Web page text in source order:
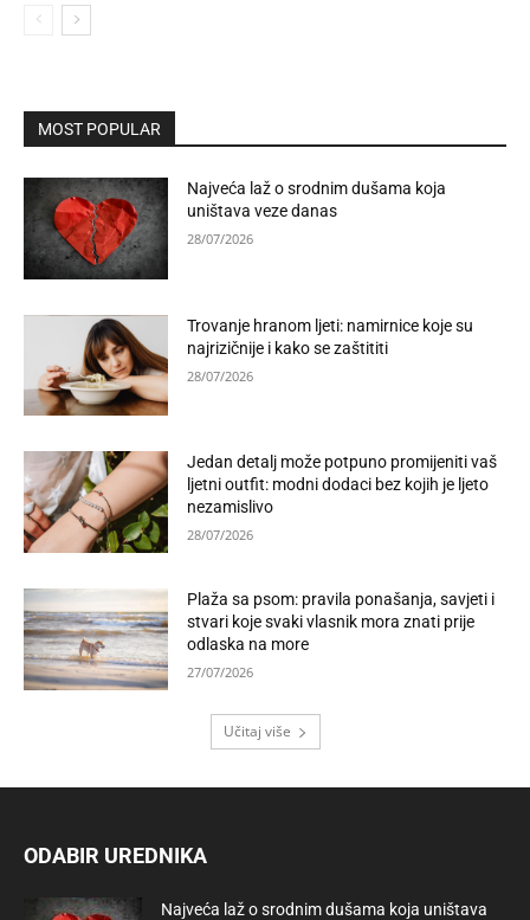
MOST POPULAR
Najveća laž o srodnim dušama koja
uništava veze danas
28/07/2026
Trovanje hranom ljeti: namirnice koje su
najrizičnije i kako se zaštititi
28/07/2026
Jedan detalj može potpuno promijeniti vaš
ljetni outfit: modni dodaci bez kojih je ljeto
nezamislivo
28/07/2026
Plaža sa psom: pravila ponašanja, savjeti i
stvari koje svaki vlasnik mora znati prije
odlaska na more
27/07/2026
Učitaj više
ODABIR UREDNIKA
Najveća laž o srodnim dušama koja uništava